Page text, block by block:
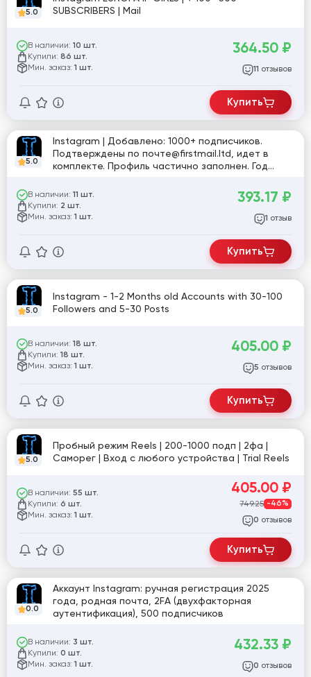
5.0
SUBSCRIBERS | Mail
В наличии: 10 шт.
Купили: 86 шт.
Мин. заказ: 1 шт.
364.50 ₽
11 отзывов
Купить
5.0
Instagram | Добавлено: 1000+ подписчиков.
Подтверждены по почте@firstmail.ltd, идет в
комплекте. Профиль частично заполнен. Год
аутентификация. Страна регистрации: MIX.
В наличии: 11 шт.
Купили: 2 шт.
Мин. заказ: 1 шт.
393.17 ₽
1 отзыв
Купить
5.0
Instagram - 1-2 Months old Accounts with 30-100
Followers and 5-30 Posts
В наличии: 18 шт.
Купили: 18 шт.
Мин. заказ: 1 шт.
405.00 ₽
5 отзывов
Купить
5.0
Пробный режим Reels | 200-1000 подп | 2фа |
Саморег | Вход с любого устройства | Trial Reels
В наличии: 55 шт.
Купили: 6 шт.
Мин. заказ: 1 шт.
405.00 ₽
749.25 -46%
0 отзывов
Купить
0.0
Аккаунт Instagram: ручная регистрация 2025
года, родная почта, 2FA (двухфакторная
аутентификация), 500 подписчиков
В наличии: 3 шт.
Купили: 0 шт.
Мин. заказ: 1 шт.
432.33 ₽
0 отзывов